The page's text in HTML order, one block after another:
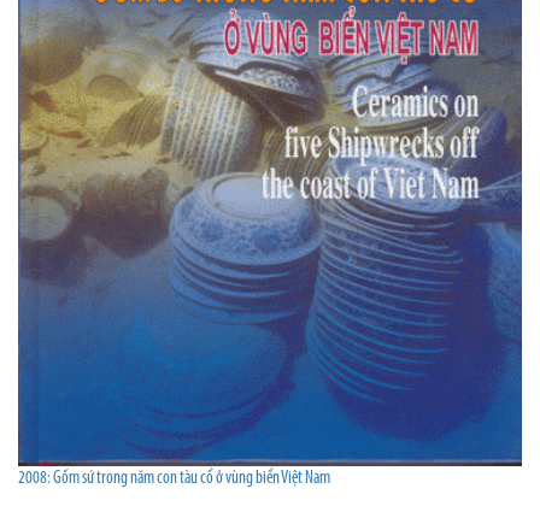
2008: Gốm sứ trong năm con tàu cổ ở vùng biển Việt Nam